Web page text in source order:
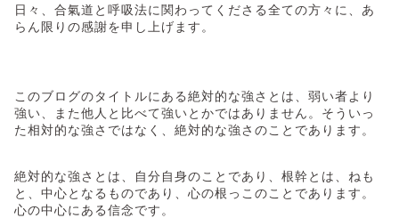
日々、合氣道と呼吸法に関わってくださる全ての方々に、あ
らん限りの感謝を申し上げます。
このブログのタイトルにある絶対的な強さとは、弱い者より
強い、また他人と比べて強いとかではありません。そういっ
た相対的な強さではなく、絶対的な強さのことであります。
絶対的な強さとは、自分自身のことであり、根幹とは、ねも
と、中心となるものであり、心の根っこのことであります。
心の中心にある信念です。